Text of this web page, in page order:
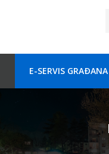
E-SERVIS GRAÐANA